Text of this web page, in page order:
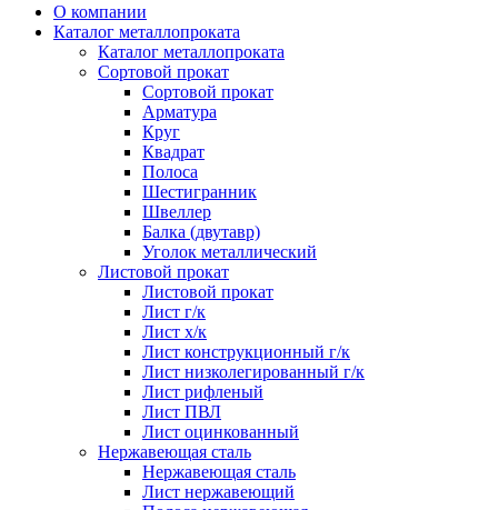
О компании
Каталог металлопроката
Каталог металлопроката
Сортовой прокат
Сортовой прокат
Арматура
Круг
Квадрат
Полоса
Шестигранник
Швеллер
Балка (двутавр)
Уголок металлический
Листовой прокат
Листовой прокат
Лист г/к
Лист х/к
Лист конструкционный г/к
Лист низколегированный г/к
Лист рифленый
Лист ПВЛ
Лист оцинкованный
Нержавеющая сталь
Нержавеющая сталь
Лист нержавеющий